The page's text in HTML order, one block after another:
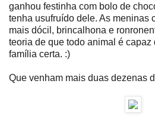
ganhou festinha com bolo de
tenha usufruído dele. As meninas
mais dócil, brincalhona e
teoria de que todo animal é capaz
família certa. :)
Que venham mais duas dezenas